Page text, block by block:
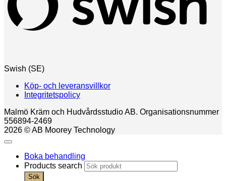
Swish (SE)
Köp- och leveransvillkor
Integritetspolicy
Malmö Kräm och Hudvårdsstudio AB. Organisationsnummer
556894-2469
2026 © AB Moorey Technology
Boka behandling
Products search
Sök